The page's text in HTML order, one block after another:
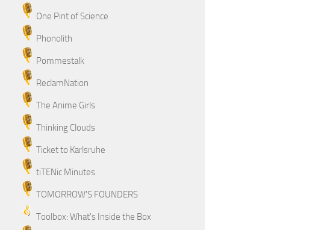
One Pint of Science
Phonolith
Pommestalk
ReclamNation
The Anime Girls
Thinking Clouds
Ticket to Karlsruhe
tiTENic Minutes
TOMORROW'S FOUNDERS
Toolbox: What's Inside the Box